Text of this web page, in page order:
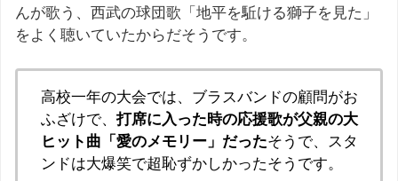
んが歌う、西武の球団歌「地平を駈ける獅子を見た」
をよく聴いていたからだそうです。
高校一年の大会では、ブラスバンドの顧問がお
ふざけで、 打席に入った時の応援歌が父親の大
ヒット曲「愛のメモリー」だったそうで、スタ
ンドは大爆笑で超恥ずかしかったそうです。